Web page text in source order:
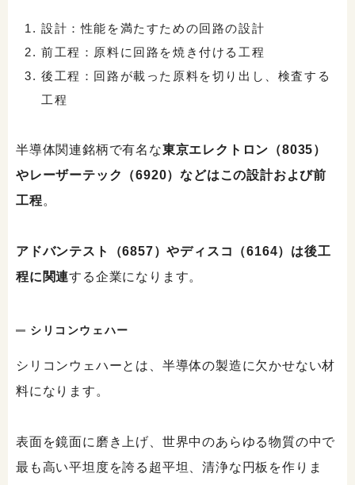
設計：性能を満たすための回路の設計
前工程：原料に回路を焼き付ける工程
後工程：回路が載った原料を切り出し、検査する
工程
半導体関連銘柄で有名な東京エレクトロン（8035）
やレーザーテック（6920）などはこの設計および前
工程。
アドバンテスト（6857）やディスコ（6164）は後工
程に関連する企業になります。
シリコンウェハー
シリコンウェハーとは、半導体の製造に欠かせない材
料になります。
表面を鏡面に磨き上げ、世界中のあらゆる物質の中で
最も高い平坦度を誇る超平坦、清浄な円板を作りま